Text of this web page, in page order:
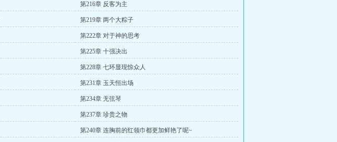
第216章 反客为主
第219章 两个大粽子
第222章 对于神的思考
第225章 十强决出
第228章 七环显现惊众人
第231章 玉天恒出场
第234章 无弦琴
第237章 珍贵之物
第240章 连胸前的红领巾都更加鲜艳了呢~